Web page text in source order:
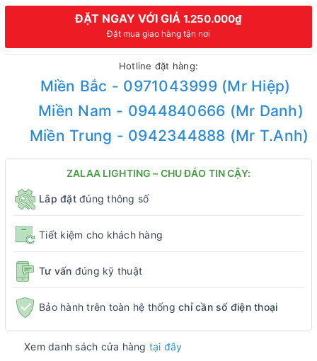
ĐẶT NGAY VỚI GIÁ 1.250.000₫
Đặt mua giao hàng tận nơi
Hotline đặt hàng:
Miền Bắc - 0971043999 (Mr Hiệp)
Miền Nam - 0944840666 (Mr Danh)
Miền Trung - 0942344888 (Mr T.Anh)
ZALAA LIGHTING – CHU ĐÁO TIN CẬY:
Lắp đặtđúng thông số
Tiết kiệm cho khách hàng
Tư vấn đúng kỹ thuật
Bảo hành trên toàn hệ thống chỉ cần số điện thoại
Xem danh sách cửa hàng tại đây